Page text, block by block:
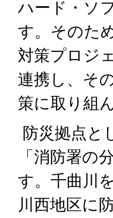
ハード・ソ
す。そのた
対策プロジ
連携し、そ
策に取り組
防災拠点と
「消防署の
す。千曲川
川西地区に